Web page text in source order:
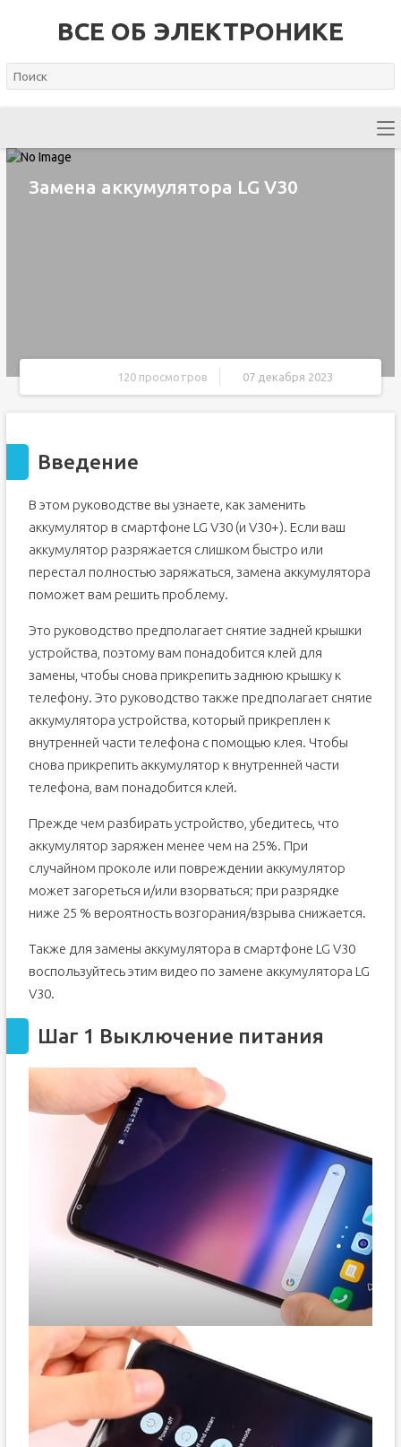
ВСЕ ОБ ЭЛЕКТРОНИКЕ
Замена аккумулятора LG V30
120 просмотров 07 декабря 2023
Введение
В этом руководстве вы узнаете, как заменить
аккумулятор в смартфоне LG V30 (и V30+). Если ваш
аккумулятор разряжается слишком быстро или
перестал полностью заряжаться, замена аккумулятора
поможет вам решить проблему.
Это руководство предполагает снятие задней крышки
устройства, поэтому вам понадобится клей для
замены, чтобы снова прикрепить заднюю крышку к
телефону. Это руководство также предполагает снятие
аккумулятора устройства, который прикреплен к
внутренней части телефона с помощью клея. Чтобы
снова прикрепить аккумулятор к внутренней части
телефона, вам понадобится клей.
Прежде чем разбирать устройство, убедитесь, что
аккумулятор заряжен менее чем на 25%. При
случайном проколе или повреждении аккумулятор
может загореться и/или взорваться; при разрядке
ниже 25 % вероятность возгорания/взрыва снижается.
Также для замены аккумулятора в смартфоне LG V30
воспользуйтесь этим видео по замене аккумулятора LG
V30.
Шаг 1 Выключение питания